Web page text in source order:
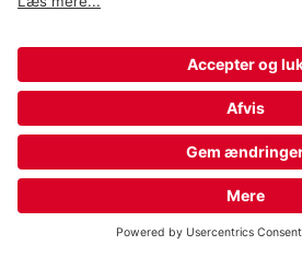
Q-Park Klosterbakken
2 m 2